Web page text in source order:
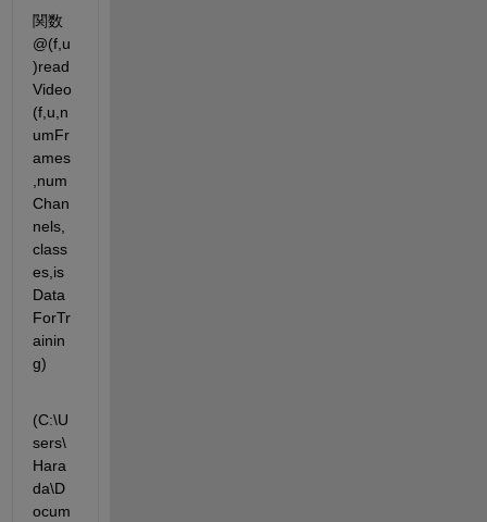
関数
@(f,u
)read
Video
(f,u,n
umFr
ames
,num
Chan
nels,
class
es,is
Data
ForTr
ainin
g)
(C:\U
sers\
Hara
da\D
ocum